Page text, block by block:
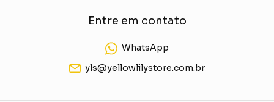
Entre em contato
WhatsApp
yls@yellowlilystore.com.br